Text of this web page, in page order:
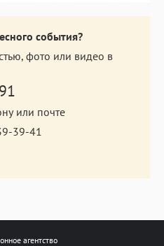
события?
фото или видео в
или почте
39-41
агентство